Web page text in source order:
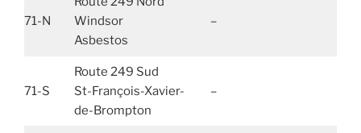
71-N
Windsor
Asbestos
–
71-S
Route 249 Sud
St-François-Xavier-
de-Brompton
–